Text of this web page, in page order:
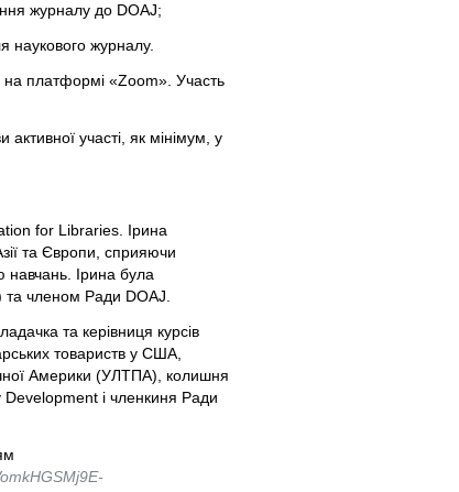
журналу до DOAJ;
наукового журналу.
платформі «Zoom». Участь
участі, як мінімум, у
for Libraries. Ірина
та Європи, сприяючи
навчань. Ірина була
та членом Ради DOAJ.
та керівниця курсів
товариств у США,
Америки (УЛТПА), колишня
і членкиня Ради